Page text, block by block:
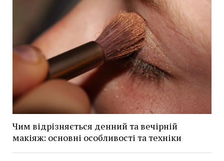
Чим відрізняється денний та вечірній
макіяж: основні особливості та техніки